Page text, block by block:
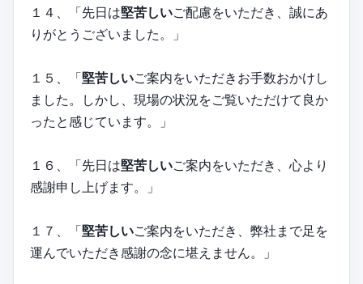
１４、「先日は堅苦しいご配慮をいただき、誠にあ
りがとうございました。」
１５、「堅苦しいご案内をいただきお手数おかけし
ました。しかし、現場の状況をご覧いただけて良か
ったと感じています。」
１６、「先日は堅苦しいご案内をいただき、心より
感謝申し上げます。」
１７、「堅苦しいご案内をいただき、弊社まで足を
運んでいただき感謝の念に堪えません。」